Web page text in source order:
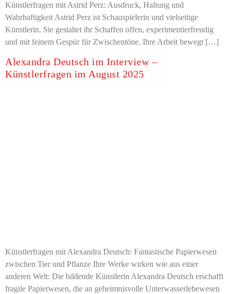
Künstlerfragen mit Astrid Perz: Ausdruck, Haltung und
Wahrhaftigkeit Astrid Perz ist Schauspielerin und vielseitige
Künstlerin. Sie gestaltet ihr Schaffen offen, experimentierfreudig
und mit feinem Gespür für Zwischentöne. Ihre Arbeit bewegt […]
Alexandra Deutsch im Interview –
Künstlerfragen im August 2025
Künstlerfragen mit Alexandra Deutsch: Fantastische Papierwesen
zwischen Tier und Pflanze Ihre Werke wirken wie aus einer
anderen Welt: Die bildende Künstlerin Alexandra Deutsch erschafft
fragile Papierwesen, die an geheimnisvolle Unterwasserlebewesen